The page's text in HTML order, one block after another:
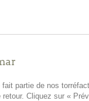
partie de nos
Cliquez sur «